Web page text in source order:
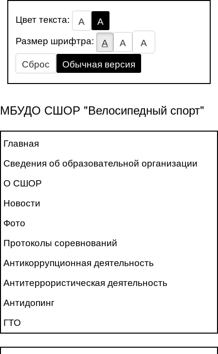
Цвет текста: А
А
Размер шрифтра:
А А
А
Сброс
Обычная версия
МБУДО СШОР "Велосипедный спорт"
Главная
Сведения об образовательной организации
О СШОР
Новости
Фото
Протоколы соревнований
Антикоррупционная деятельность
Антитеррористическая деятельность
Антидопинг
ГТО